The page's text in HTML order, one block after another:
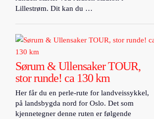
Lillestrøm. Dit kan du …
Sørum & Ullensaker TOUR,
stor runde! ca 130 km
Her får du en perle-rute for landveissykkel,
på landsbygda nord for Oslo. Det som
kjennetegner denne ruten er følgende